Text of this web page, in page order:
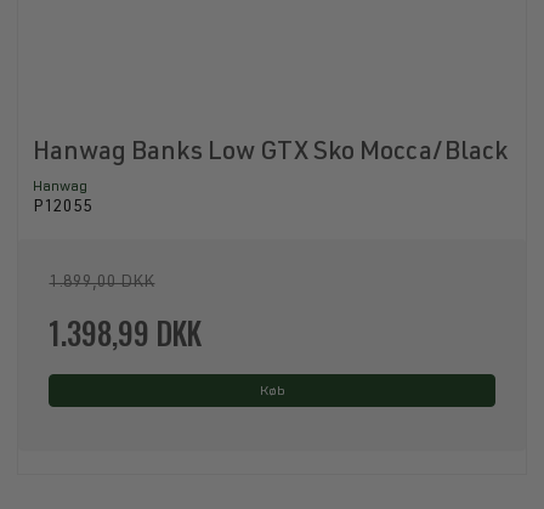
Hanwag Banks Low GTX Sko Mocca/Black
Hanwag
P12055
1.899,00 DKK
1.398,99 DKK
Køb